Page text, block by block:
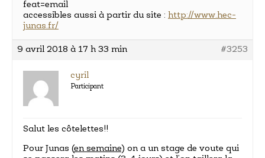
feat=email
accessibles aussi à partir du site : http://www.hec-
junas.fr/
9 avril 2018 à 17 h 33 min #3253
cyril
Participant
Salut les côtelettes!!
Pour Junas (en semaine) on a un stage de voute qui